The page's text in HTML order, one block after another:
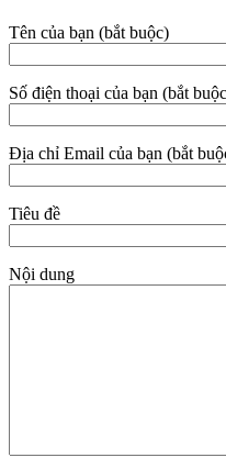
Tên của bạn (bắt buộc)
Số điện thoại của bạn (bắt
Địa chỉ Email của bạn (bắt
Tiêu đề
Nội dung